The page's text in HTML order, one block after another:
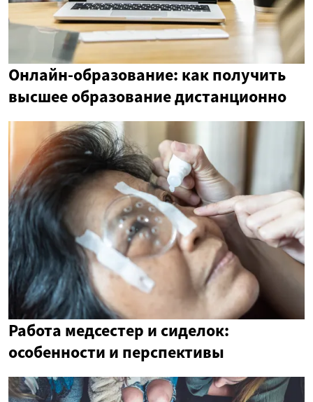
Онлайн-образование: как получить
высшее образование дистанционно
Работа медсестер и сиделок:
особенности и перспективы